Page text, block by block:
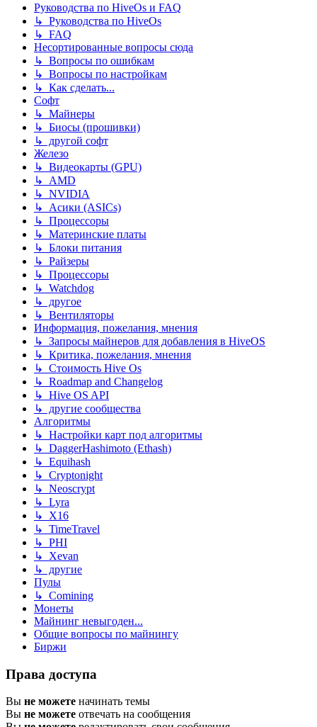
Руководства по HiveOs и FAQ
↳ Руководства по HiveOs
↳ FAQ
Несортированные вопросы сюда
↳ Вопросы по ошибкам
↳ Вопросы по настройкам
↳ Как сделать...
Софт
↳ Майнеры
↳ Биосы (прошивки)
↳ другой софт
Железо
↳ Видеокарты (GPU)
↳ AMD
↳ NVIDIA
↳ Асики (ASICs)
↳ Процессоры
↳ Материнские платы
↳ Блоки питания
↳ Райзеры
↳ Процессоры
↳ Watchdog
↳ другое
↳ Вентиляторы
Информация, пожелания, мнения
↳ Запросы майнеров для добавления в HiveOS
↳ Критика, пожелания, мнения
↳ Стоимость Hive Os
↳ Roadmap and Changelog
↳ Hive OS API
↳ другие сообщества
Алгоритмы
↳ Настройки карт под алгоритмы
↳ DaggerHashimoto (Ethash)
↳ Equihash
↳ Cryptonight
↳ Neoscrypt
↳ Lyra
↳ X16
↳ TimeTravel
↳ PHI
↳ Xevan
↳ другие
Пулы
↳ Comining
Монеты
Майнинг невыгоден...
Общие вопросы по майнингу
Биржи
Права доступа
Вы не можете начинать темы
Вы не можете отвечать на сообщения